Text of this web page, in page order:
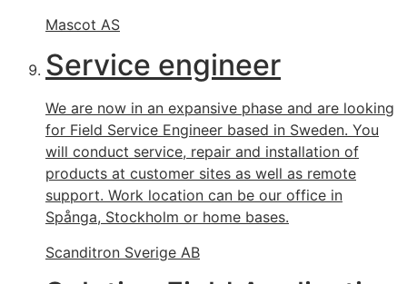
Mascot AS
Service engineer
We are now in an expansive phase and are looking
for Field Service Engineer based in Sweden. You
will conduct service, repair and installation of
products at customer sites as well as remote
support. Work location can be our office in
Spånga, Stockholm or home bases.
Scanditron Sverige AB